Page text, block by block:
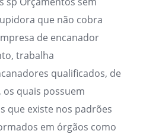
que não cobra
de encanador
trabalha
qualificados, de
quais possuem
que existe nos padrões
em órgãos como